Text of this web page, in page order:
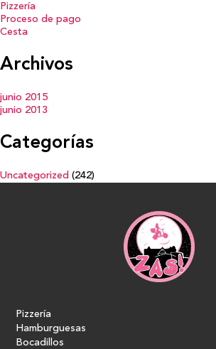
Pizzería
Proceso de pago
Cesta
Archivos
junio 2015
junio 2013
Categorías
Uncategorized (242)
Pizzería
Hamburguesas
Bocadillos